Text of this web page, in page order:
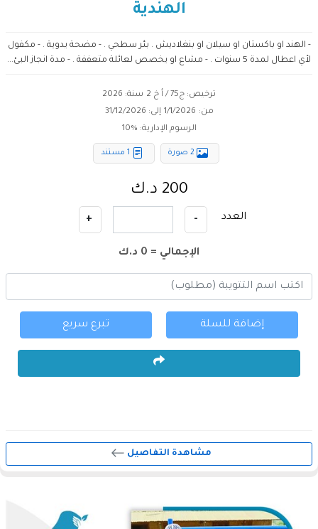
الهندية
- الهند او باكستان او سيلان او بنغلاديش . بئر سطحي . - مضحة يدوية . - مكفول
لأي اعطال لمدة 5 سنوات . - مشاع او يخصص لعائلة متعففة . - مدة انجاز البئ...
ترخيص: ج75 / أ خ 2
سنة: 2026
من: 1/1/2026 إلى: 31/12/2026
الرسوم الإدارية: %10
2 صورة 1 مستند
200 د.ك
العدد -
+
الإجمالي = 0 د.ك
إضافة للسلة تبرع سريع
مشاهدة التفاصيل